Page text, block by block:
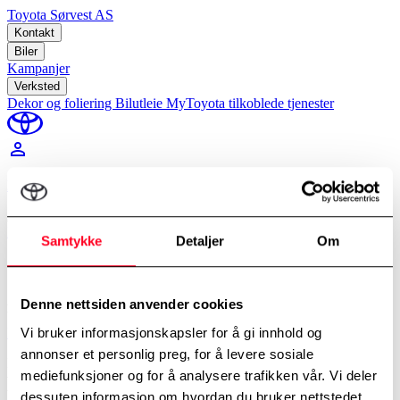
Samtykke Detaljer Om
Denne nettsiden anvender cookies
Vi bruker informasjonskapsler for å gi innhold og
annonser et personlig preg, for å levere sosiale
mediefunksjoner og for å analysere trafikken vår. Vi deler
dessuten informasjon om hvordan du bruker nettstedet
Toyota Sørvest AS
Kontakt
Biler
Kampanjer
Verksted
Dekor og foliering Bilutleie MyToyota tilkoblede tjenester
perm_identity
Min Toyota
Prisopplysninger
Alle næringsdrivende er pliktig å ha opplysninger om priser og
Forskrift om prisopplysninger §11.
Komplett prisliste blir litt upraktisk da det er "uendelig" antall
varianter jobber, men nedenfor her finner du et utvalg priseksempler.
Vi gjør oppmerksom på at de fleste jobbtyper hos oss har fastpriser